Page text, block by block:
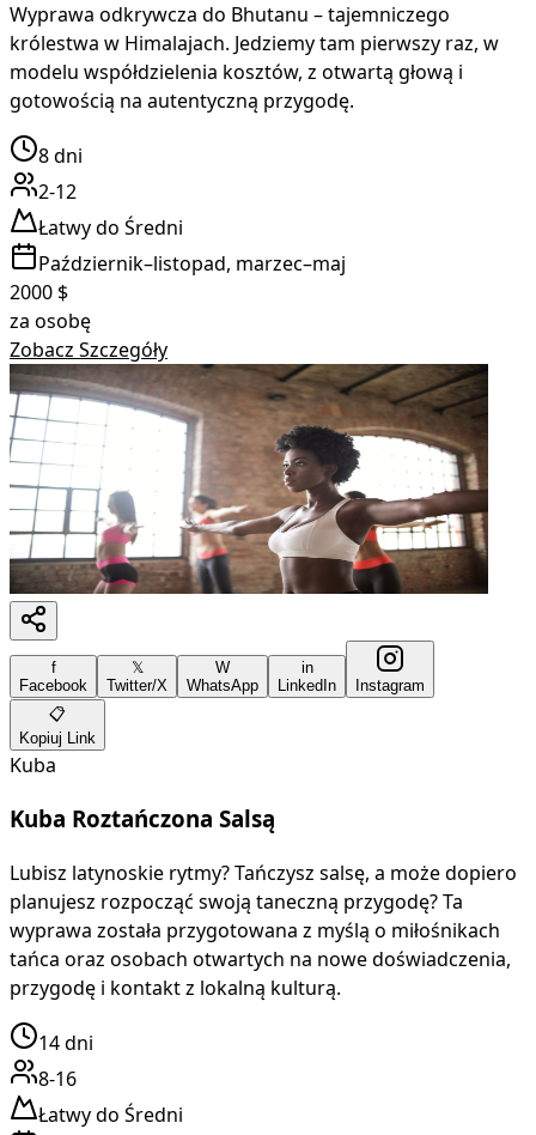
Wyprawa odkrywcza do Bhutanu – tajemniczego
królestwa w Himalajach. Jedziemy tam pierwszy raz, w
modelu współdzielenia kosztów, z otwartą głową i
gotowością na autentyczną przygodę.
8dni
2-12
Łatwy do Średni
Październik–listopad, marzec–maj
2000 $
za osobę
Zobacz Szczegóły
f
Facebook
𝕏
Twitter/X
W
WhatsApp
in
LinkedIn
Instagram
📋
Kopiuj Link
Kuba
Kuba Roztańczona Salsą
Lubisz latynoskie rytmy? Tańczysz salsę, a może dopiero
planujesz rozpocząć swoją taneczną przygodę? Ta
wyprawa została przygotowana z myślą o miłośnikach
tańca oraz osobach otwartych na nowe doświadczenia,
przygodę i kontakt z lokalną kulturą.
14dni
8-16
Łatwy do Średni